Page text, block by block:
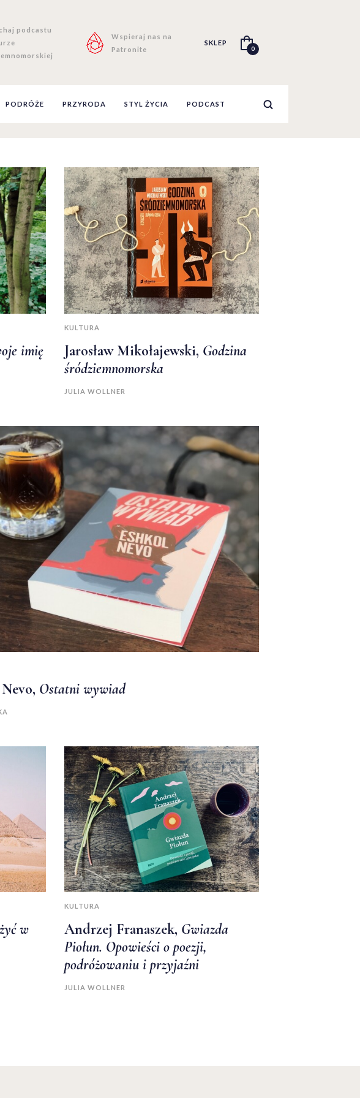
podcastu
Wspieraj nas na
Patronite
SKLEP
0
PODRÓŻE PRZYRODA STYL ŻYCIA PODCAST
imię
KULTURA
Jarosław Mikołajewski, Godzina
śródziemnomorska
JULIA WOLLNER
Ostatni wywiad
w
KULTURA
Andrzej Franaszek, Gwiazda
Piołun. Opowieści o poezji,
podróżowaniu i przyjaźni
JULIA WOLLNER